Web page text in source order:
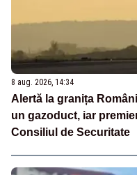
8 aug. 2026, 14:34
Alertă la granița
un gazoduct, iar
Consiliul de Securitate